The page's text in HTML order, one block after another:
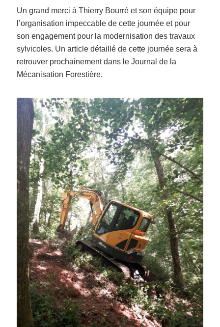
Un grand merci à Thierry Bourré et son équipe pour
l’organisation impeccable de cette journée et pour
son engagement pour la modernisation des travaux
sylvicoles. Un article détaillé de cette journée sera à
retrouver prochainement dans le Journal de la
Mécanisation Forestière.